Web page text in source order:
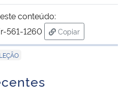
Direitos Humanos
conteúdo:
561-1260
Copiar
para área de